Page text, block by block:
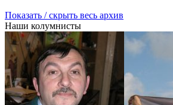
Показать / скрыть весь архив
Наши колумнисты